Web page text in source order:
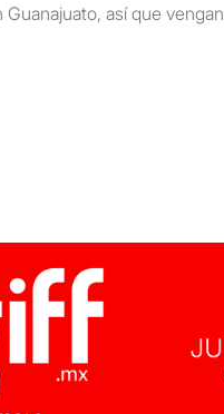
Guanajuato, así que